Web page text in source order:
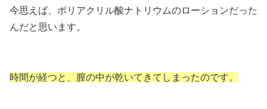
今思えば、ポリアクリル酸ナトリウムのローションだった
んだと思います。
時間が経つと、膣の中が乾いてきてしまったのです。